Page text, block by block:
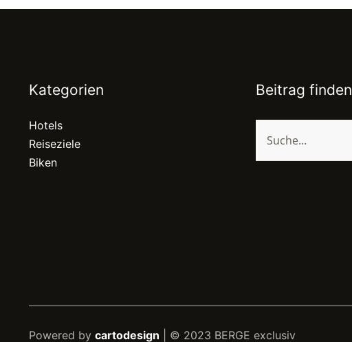
Kategorien
Hotels
Reiseziele
Biken
Beitrag finden
Powered by cartodesign | © 2023 BERGE exclusiv